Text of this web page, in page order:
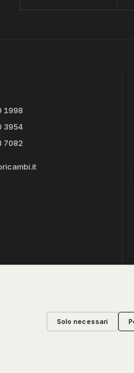
1998
3954
7082
Solo necessari